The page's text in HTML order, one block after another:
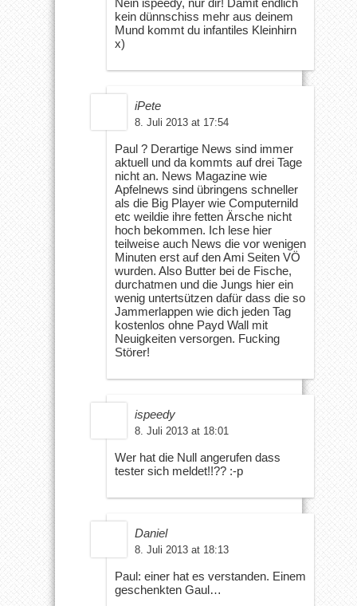
kein dünnschiss mehr aus deinem
Mund kommt du infantiles Kleinhirn
x)
iPete
8. Juli 2013 at 17:54
Paul ? Derartige News sind immer
aktuell und da kommts auf drei Tage
nicht an. News Magazine wie
Apfelnews sind übringens schneller
als die Big Player wie Computernild
etc weildie ihre fetten Ärsche nicht
hoch bekommen. Ich lese hier
teilweise auch News die vor wenigen
Minuten erst auf den Ami Seiten VÖ
wurden. Also Butter bei de Fische,
durchatmen und die Jungs hier ein
wenig untertsützen dafür dass die so
Jammerlappen wie dich jeden Tag
kostenlos ohne Payd Wall mit
Neuigkeiten versorgen. Fucking
Störer!
ispeedy
8. Juli 2013 at 18:01
Wer hat die Null angerufen dass
tester sich meldet!!?? :-p
Daniel
8. Juli 2013 at 18:13
Paul: einer hat es verstanden. Einem
geschenkten Gaul…